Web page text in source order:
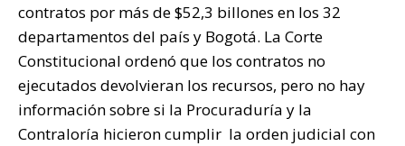
contratos por más de $52,3 billones en los 32
departamentos del país y Bogotá. La Corte
Constitucional ordenó que los contratos no
ejecutados devolvieran los recursos, pero no hay
información sobre si la Procuraduría y la
Contraloría hicieron cumplir la orden judicial con